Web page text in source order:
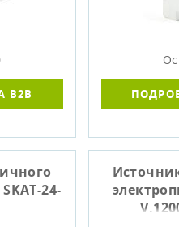
B2B
24-